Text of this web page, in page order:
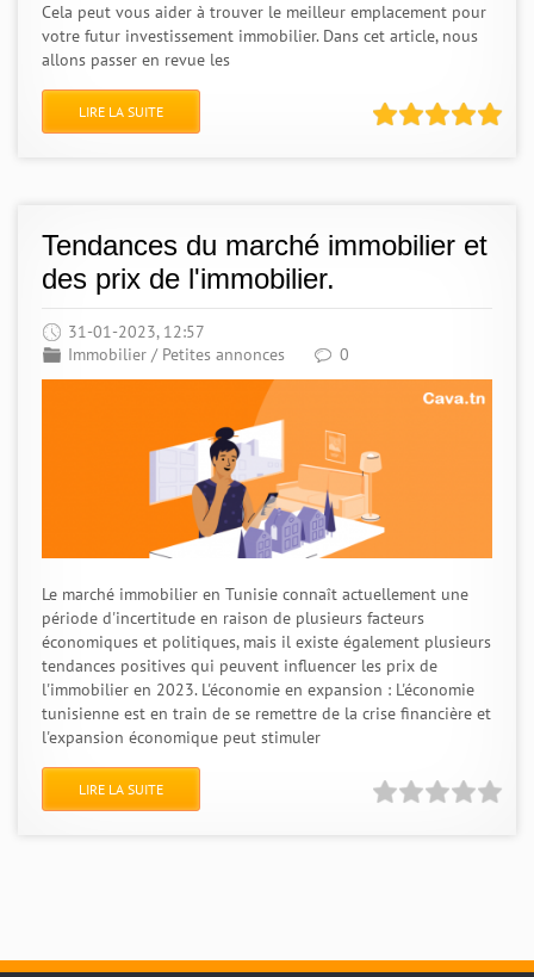
Cela peut vous aider à trouver le meilleur emplacement pour
votre futur investissement immobilier. Dans cet article, nous
allons passer en revue les
LIRE LA SUITE
Tendances du marché immobilier et
des prix de l'immobilier.
31-01-2023, 12:57
Immobilier / Petites annonces 0
Le marché immobilier en Tunisie connaît actuellement une
période d'incertitude en raison de plusieurs facteurs
économiques et politiques, mais il existe également plusieurs
tendances positives qui peuvent influencer les prix de
l'immobilier en 2023. L'économie en expansion : L'économie
tunisienne est en train de se remettre de la crise financière et
l'expansion économique peut stimuler
LIRE LA SUITE